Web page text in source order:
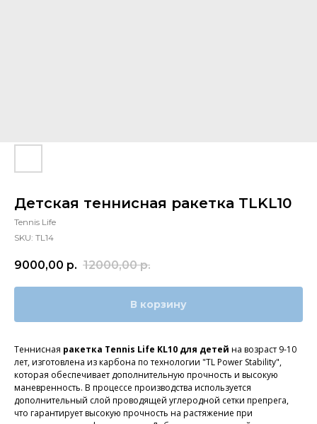
Детская теннисная ракетка TLKL10
Tennis Life
SKU: TL14
9000,00 р. 12000,00 р.
В корзину
Теннисная ракетка Tennis Life KL10 для детей на возраст 9-10
лет, изготовлена из карбона по технологии "TL Power Stability",
которая обеспечивает дополнительную прочность и высокую
маневренность. В процессе производства используется
дополнительный слой проводящей углеродной сетки препрега,
что гарантирует высокую прочность на растяжение при